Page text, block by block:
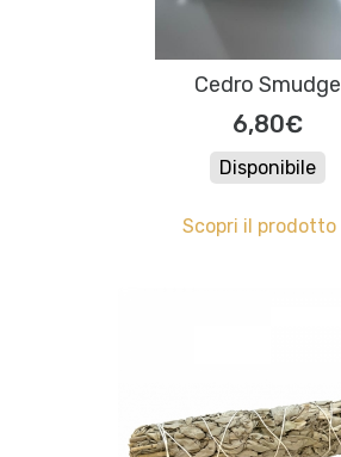
Cedro Smudge
6,80€
Disponibile
Scopri il prodotto